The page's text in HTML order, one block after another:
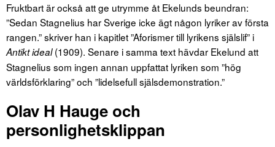
Fruktbart är också att ge utrymme åt Ekelunds beundran:
”Sedan Stagnelius har Sverige icke ägt någon lyriker av första
rangen.” skriver han i kapitlet ”Aforismer till lyrikens själslif” i
Antikt ideal(1909). Senare i samma text hävdar Ekelund att
Stagnelius som ingen annan uppfattat lyriken som ”hög
världsförklaring” och ”lidelsefull själsdemonstration.”
Olav H Hauge och
personlighetsklippan